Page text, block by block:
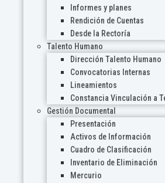
Informes y planes
Rendición de Cuentas
Desde la Rectoría
Talento Humano
Dirección Talento Humano
Convocatorias Internas
Lineamientos
Constancia Vinculación a
Gestión Documental
Presentación
Activos de Información
Cuadro de Clasificación
Inventario de Eliminación
Mercurio